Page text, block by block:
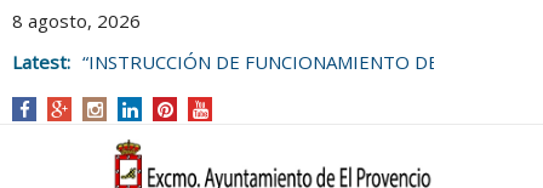
8 agosto, 2026
Latest: “INSTRUCCIÓN DE FUNCIONAMIENTO DE
AYUNTAMIENTO DE EL PROVENCIO